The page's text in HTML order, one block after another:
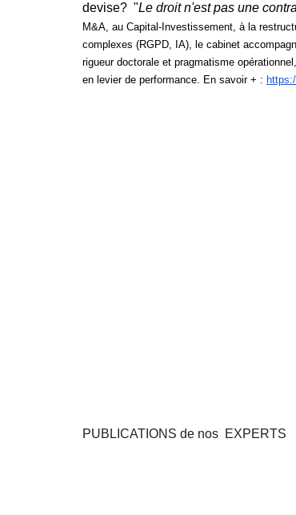
devise? "Le droit n'est pas une
M&A, au Capital-Investissement, à la
complexes (RGPD, IA), le cabinet
rigueur doctorale et pragmatisme
en levier de performance. En savoir + :
PUBLICATIONS de nos EXPERTS